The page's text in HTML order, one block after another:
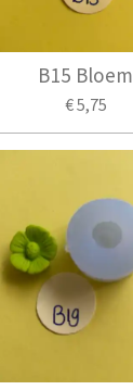
B15 Bloem
€ 5,75